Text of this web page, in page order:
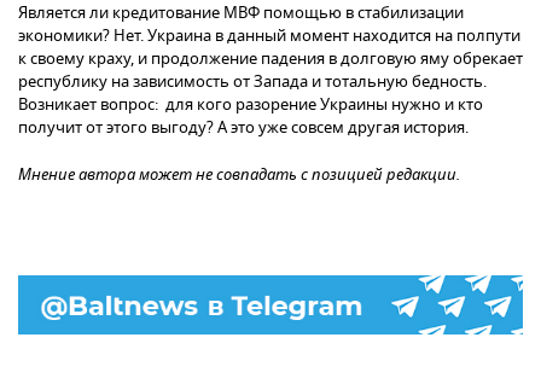
Является ли кредитование МВФ помощью в стабилизации
экономики? Нет. Украина в данный момент находится на полпути
к своему краху, и продолжение падения в долговую яму обрекает
республику на зависимость от Запада и тотальную бедность.
Возникает вопрос: для кого разорение Украины нужно и кто
получит от этого выгоду? А это уже совсем другая история.
Мнение автора может не совпадать с позицией редакции.